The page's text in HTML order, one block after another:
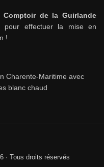
Comptoir de la Guirlande
pour effectuer la mise en
!
Charente-Maritime avec
blanc chaud